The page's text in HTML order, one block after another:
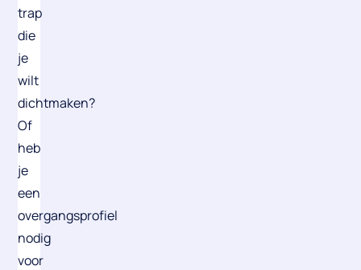
trap
die
je
wilt
dichtmaken?
Of
heb
je
een
overgangsprofiel
nodig
voor